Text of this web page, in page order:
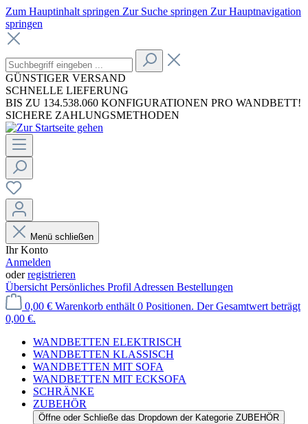
Zum Hauptinhalt springen Zur Suche springen Zur Hauptnavigation
springen
GÜNSTIGER VERSAND
SCHNELLE LIEFERUNG
BIS ZU 134.538.060 KONFIGURATIONEN PRO WANDBETT!
SICHERE ZAHLUNGSMETHODEN
Menü schließen
Ihr Konto
Anmelden
oderregistrieren
Übersicht Persönliches Profil Adressen Bestellungen
0,00 € Warenkorb enthält 0 Positionen. Der Gesamtwert beträgt
0,00 €.
WANDBETTEN ELEKTRISCH
WANDBETTEN KLASSISCH
WANDBETTEN MIT SOFA
WANDBETTEN MIT ECKSOFA
SCHRÄNKE
ZUBEHÖR
Öffne oder Schließe das Dropdown der Kategorie ZUBEHÖR